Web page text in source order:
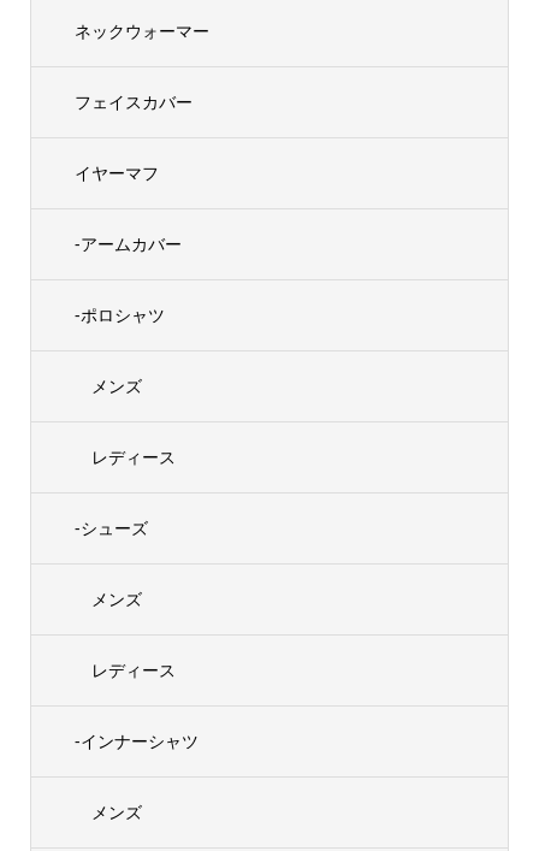
ネックウォーマー
フェイスカバー
イヤーマフ
-アームカバー
-ポロシャツ
メンズ
レディース
-シューズ
メンズ
レディース
-インナーシャツ
メンズ